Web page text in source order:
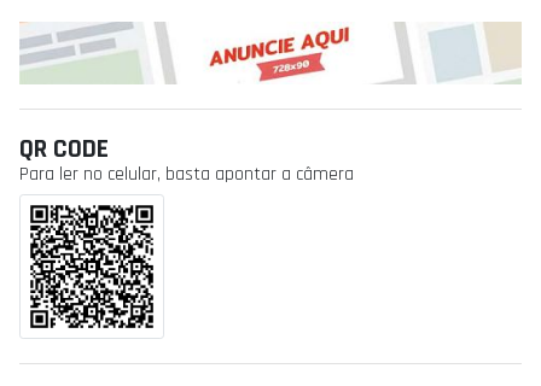
QR CODE
Para ler no celular, basta apontar a câmera